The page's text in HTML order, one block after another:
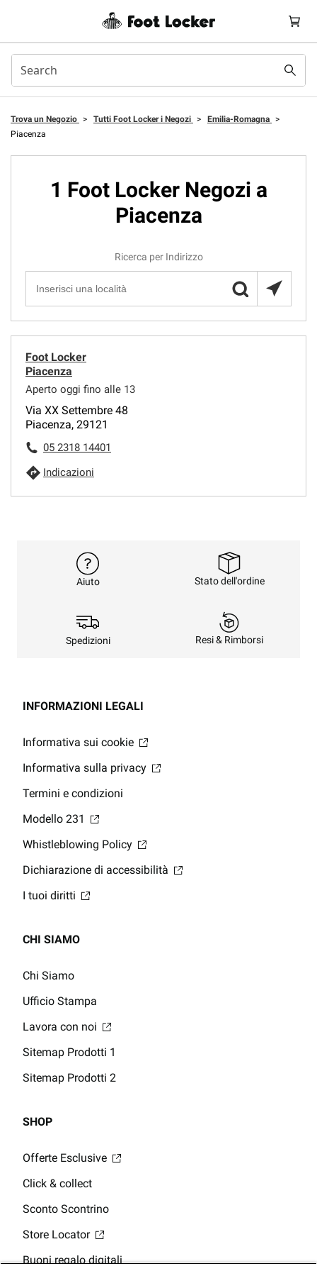
Trova un Negozio > Tutti Foot Locker i Negozi > Emilia-Romagna >
Piacenza
1 Foot Locker Negozi a
Piacenza
Ricerca per Indirizzo
Foot Locker
Piacenza
Aperto oggi fino alle 13
Via XX Settembre 48
Piacenza, 29121
05 2318 14401
Indicazioni
Aiuto Stato dell'ordine
Spedizioni Resi & Rimborsi
INFORMAZIONI LEGALI
Informativa sui cookie
Informativa sulla privacy
Termini e condizioni
Modello 231
Whistleblowing Policy
Dichiarazione di accessibilità
I tuoi diritti
CHI SIAMO
Chi Siamo
Ufficio Stampa
Lavora con noi
Sitemap Prodotti 1
Sitemap Prodotti 2
SHOP
Offerte Esclusive
Click & collect
Sconto Scontrino
Store Locator
Buoni regalo digitali